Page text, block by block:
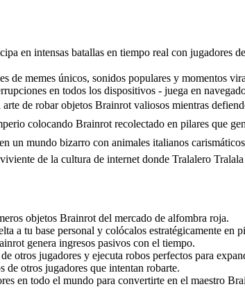
en intensas batallas en tiempo real con jugadores
de memes únicos, sonidos populares y momentos
en todos los dispositivos - juega en
de robar objetos Brainrot valiosos mientras
colocando Brainrot recolectado en pilares que
un mundo bizarro con animales italianos
de la cultura de internet donde Tralalero
objetos Brainrot del mercado de alfombra roja.
a tu base personal y colócalos estratégicamente en
genera ingresos pasivos con el tiempo.
otros jugadores y ejecuta robos perfectos para
de otros jugadores que intentan robarte.
en todo el mundo para convertirte en el maestro